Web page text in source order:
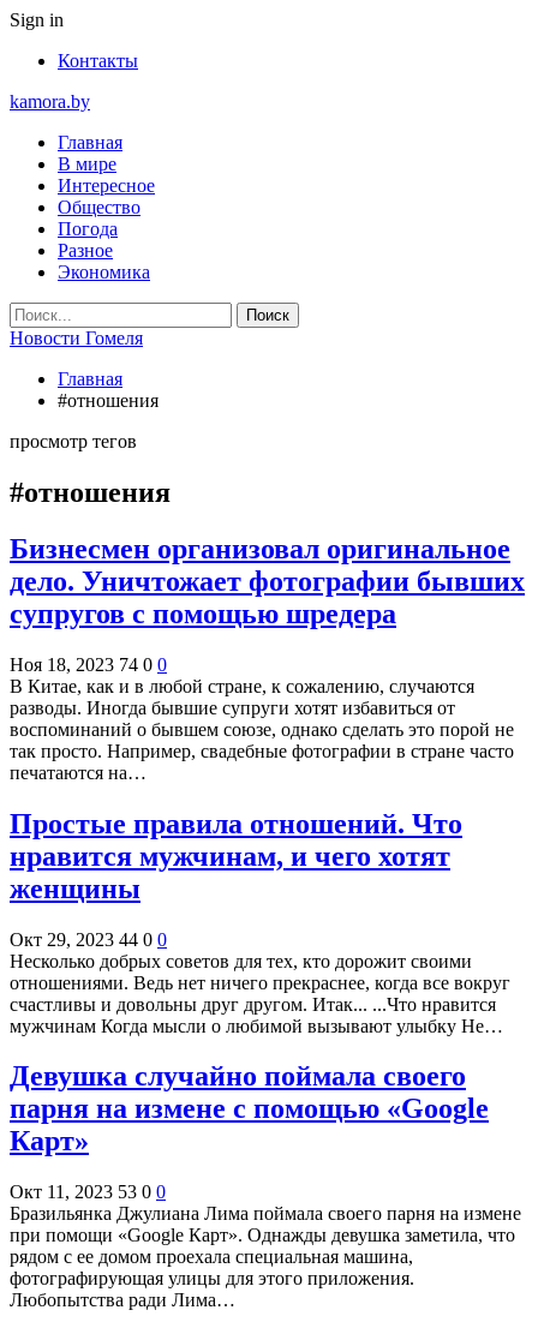
Sign in
Контакты
kamora.by
Главная
В мире
Интересное
Общество
Погода
Разное
Экономика
Новости Гомеля
Главная
#отношения
просмотр тегов
#отношения
Бизнесмен организовал оригинальное
дело. Уничтожает фотографии бывших
супругов с помощью шредера
Ноя 18, 2023 74 0 0
В Китае, как и в любой стране, к сожалению, случаются
разводы. Иногда бывшие супруги хотят избавиться от
воспоминаний о бывшем союзе, однако сделать это порой не
так просто. Например, свадебные фотографии в стране часто
печатаются на…
Простые правила отношений. Что
нравится мужчинам, и чего хотят
женщины
Окт 29, 2023 44 0 0
Несколько добрых советов для тех, кто дорожит своими
отношениями. Ведь нет ничего прекраснее, когда все вокруг
счастливы и довольны друг другом. Итак... ...Что нравится
мужчинам Когда мысли о любимой вызывают улыбку Не…
Девушка случайно поймала своего
парня на измене с помощью «Google
Карт»
Окт 11, 2023 53 0 0
Бразильянка Джулиана Лима поймала своего парня на измене
при помощи «Google Карт». Однажды девушка заметила, что
рядом с ее домом проехала специальная машина,
фотографирующая улицы для этого приложения.
Любопытства ради Лима…